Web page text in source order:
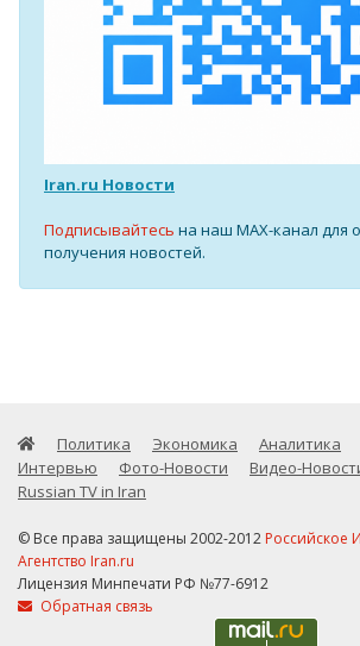
Iran.ru Новости
Подписывайтесь на наш MAX-канал для
получения новостей.
Политика Экономика Аналитика
Интервью
Фото-Новости
Видео-
Russian TV in Iran
© Все права защищены 2002-2012 Российское
Агентство Iran.ru
Лицензия Минпечати РФ №77-6912
Обратная связь